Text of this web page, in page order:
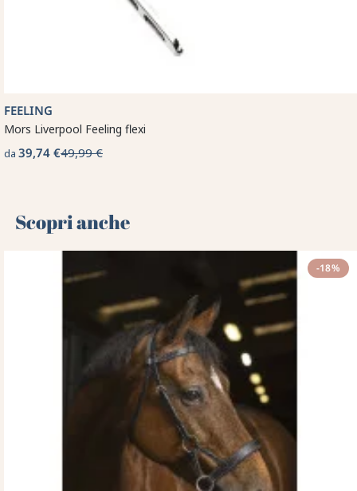
FEELING
Mors Liverpool Feeling flexi
da 39,74 €49,99 €
Scopri anche 🌻
-18%